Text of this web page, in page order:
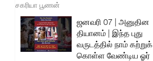
சகரியா பூணன்
ஜனவரி 07 | அனுதின
தியானம் | இந்த புது
வருடத்தில் நாம் கற்றுக்
கொள்ள வேண்டிய ஓர்